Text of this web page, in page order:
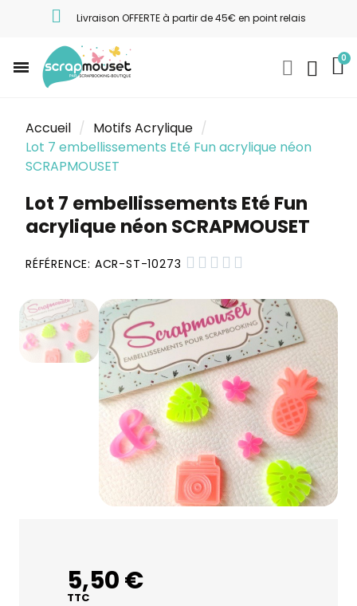
Livraison OFFERTE à partir de 45€ en point relais
Accueil
Motifs Acrylique
Lot 7 embellissements Eté Fun acrylique néon
SCRAPMOUSET
Lot 7 embellissements Eté Fun
acrylique néon SCRAPMOUSET
RÉFÉRENCE ACR-ST-10273     
5,50 €
TTC